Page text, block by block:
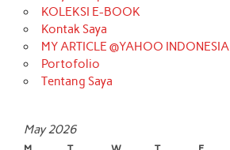
KOLEKSI E-BOOK
Kontak Saya
MY ARTICLE @YAHOO INDONESIA
Portofolio
Tentang Saya
May 2026